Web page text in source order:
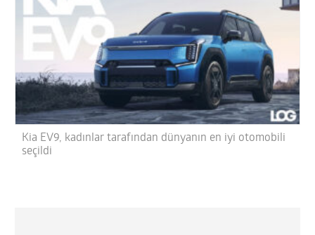
Kia EV9, kadınlar tarafından dünyanın en iyi otomobili
seçildi